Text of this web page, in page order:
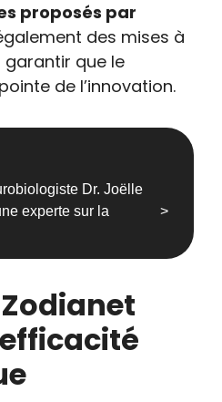
proposés par
des mises à
garantir que le
de l’innovation.
Dr. Joëlle
experte sur la